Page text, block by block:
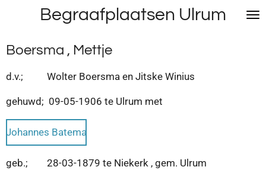
naar
de
hoofdinhoud
Begraafplaatsen Ulrum
Boersma , Mettje
d.v.; Wolter Boersma en Jitske Winius
gehuwd; 09-05-1906 te Ulrum met
Johannes Batema
geb.; 28-03-1879 te Niekerk , gem. Ulrum